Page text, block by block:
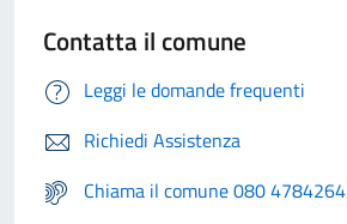
Contatta il comune
Leggi le domande frequenti
Richiedi Assistenza
Chiama il comune 080 4784264